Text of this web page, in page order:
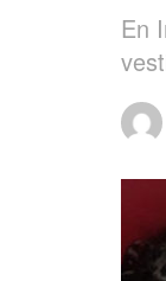
En